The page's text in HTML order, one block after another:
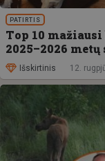
PATIRTIS
Top 10
2025–2026 metų
Išskirtinis 12.